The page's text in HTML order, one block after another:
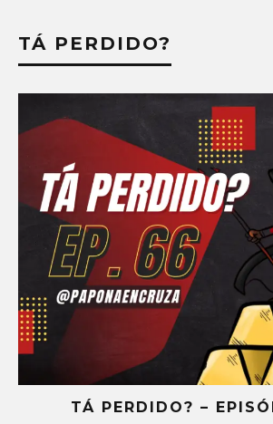
TÁ PERDIDO?
TÁ PERDIDO? –